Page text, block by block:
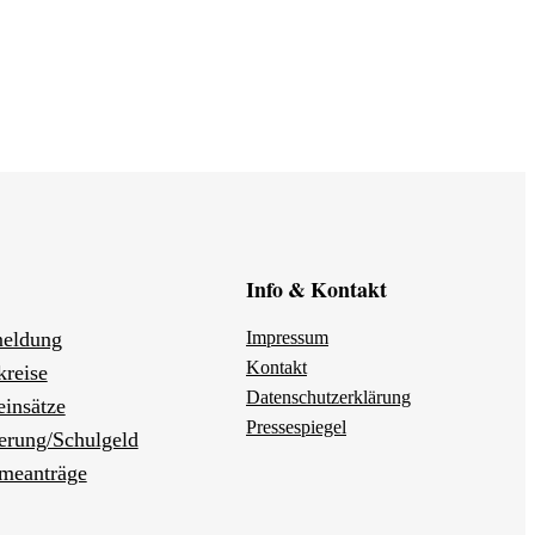
Schulgeld
Info & Kontakt
Impressum
Kontakt
Datenschutzerklärung
Pressespiegel